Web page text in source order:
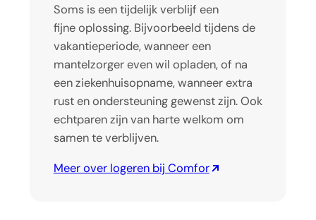
Soms is een tijdelijk verblijf een
fijne oplossing. Bijvoorbeeld tijdens de
vakantieperiode, wanneer een
mantelzorger even wil opladen, of na
een ziekenhuisopname, wanneer extra
rust en ondersteuning gewenst zijn. Ook
echtparen zijn van harte welkom om
samen te verblijven.
Meer over logeren bij Comfor